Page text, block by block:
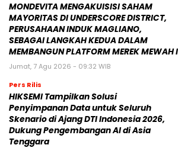
MONDEVITA MENGAKUISISI SAHAM
MAYORITAS DI UNDERSCORE DISTRICT,
PERUSAHAAN INDUK MAGLIANO,
SEBAGAI LANGKAH KEDUA DALAM
MEMBANGUN PLATFORM MEREK MEWAH
Jumat, 7 Agu 2026 - 09:32 WIB
Pers Rilis
HIKSEMI Tampilkan Solusi
Penyimpanan Data untuk Seluruh
Skenario di Ajang DTI Indonesia 2026,
Dukung Pengembangan AI di Asia
Tenggara